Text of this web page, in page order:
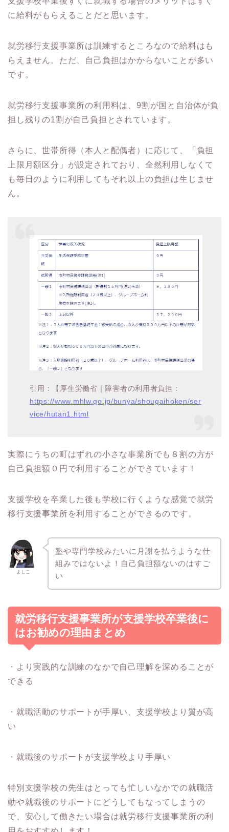
に給料がもらえることだと思います。
就労移行支援事業所は訓練するところなので給料はも
らえません。ただ、自己負担はかからないことが多い
です。
就労移行支援事業所の利用料は、9割が国と自治体が負
担し残りの1割が自己負担とされています。
さらに、世帯所得（本人と配偶者）に応じて、「負担
上限月額区分」が設定されており、全然利用しなくて
も毎日のように利用してもそれ以上の負担は生じませ
ん。
引用：【厚生労働省｜障害者の利用者負担：
https://www.mhlw.go.jp/bunya/shougaihoken/ser
vice/hutan1.html
実際にうちの町はずれの小さな事業所でも８割の方が
自己負担額０円で利用することができています！
支援学校を卒業した後も学校に行くような感覚で就労
移行支援事業所を利用することができるのです。
よしこ
塾や専門学校みたいに月謝を払うような仕
組みではないよ！自己負担額ないのはすご
い
就労移行支援事業所が支援学校卒業後に
はお勧めの理由まとめ
・より実践的な訓練のなかで自己理解を深めることが
できる
・就職活動のサポートが手厚い、支援学校より質が高
い
・就職後のサポートが支援学校より手厚い
特別支援学校の先生はとっても忙しいなかでの就職活
動や就職後のサポートにどうしてもなってしまうの
で、安心して働きたい場合は就労移行支援事業所の利